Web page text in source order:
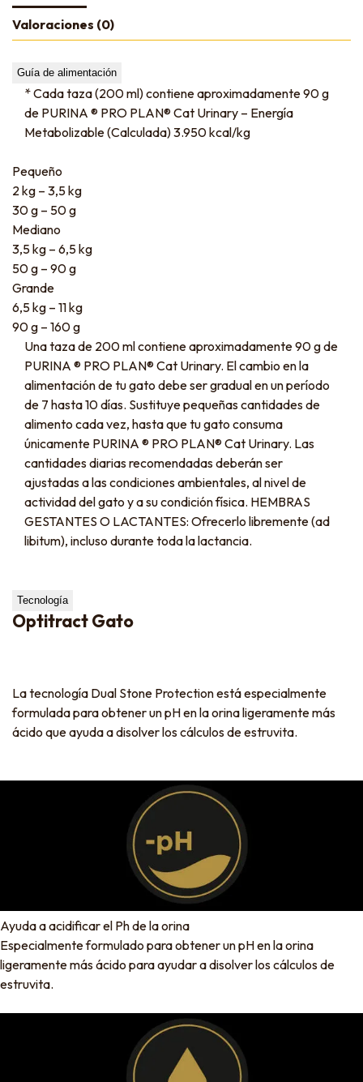
Valoraciones (0)
Guía de alimentación
* Cada taza (200 ml) contiene aproximadamente 90 g
de PURINA ® PRO PLAN® Cat Urinary – Energía
Metabolizable (Calculada) 3.950 kcal/kg
Pequeño
2 kg – 3,5 kg
30 g – 50 g
Mediano
3,5 kg – 6,5 kg
50 g – 90 g
Grande
6,5 kg – 11 kg
90 g – 160 g
Una taza de 200 ml contiene aproximadamente 90 g de
PURINA ® PRO PLAN® Cat Urinary. El cambio en la
alimentación de tu gato debe ser gradual en un período
de 7 hasta 10 días. Sustituye pequeñas cantidades de
alimento cada vez, hasta que tu gato consuma
únicamente PURINA ® PRO PLAN® Cat Urinary. Las
cantidades diarias recomendadas deberán ser
ajustadas a las condiciones ambientales, al nivel de
actividad del gato y a su condición física. HEMBRAS
GESTANTES O LACTANTES: Ofrecerlo libremente (ad
libitum), incluso durante toda la lactancia.
Tecnología
Optitract Gato
La tecnología Dual Stone Protection está especialmente
formulada para obtener un pH en la orina ligeramente más
ácido que ayuda a disolver los cálculos de estruvita.
Ayuda a acidificar el Ph de la orina
Especialmente formulado para obtener un pH en la orina
ligeramente más ácido para ayudar a disolver los cálculos de
estruvita.